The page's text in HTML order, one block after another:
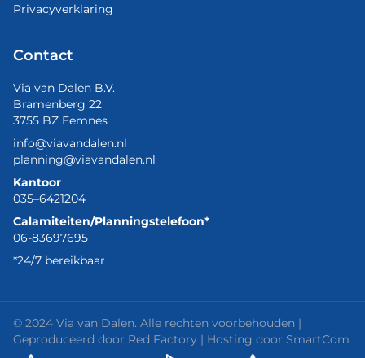
Privacyverklaring
Contact
Via van Dalen B.V.
Bramenberg 22
3755 BZ Eemnes
info@viavandalen.nl
planning@viavandalen.nl
Kantoor
035–6421204
Calamiteiten/Planningstelefoon*
06-83697695
*24/7 bereikbaar
© 2024 Via van Dalen. Alle rechten voorbehouden |
Geproduceerd door Red Factory | Hosting door SmartCom